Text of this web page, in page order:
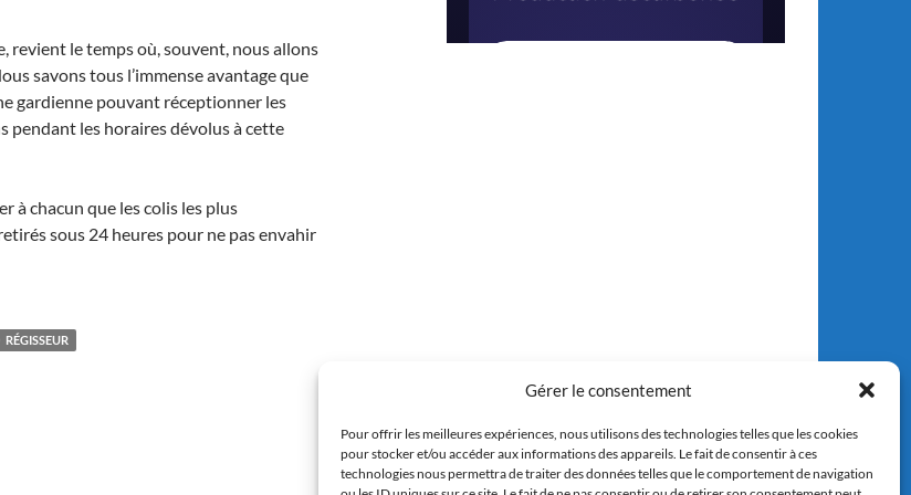
Gérer le consentement
Pour offrir les meilleures expériences, nous utilisons des technologies telles que les cookies
pour stocker et/ou accéder aux informations des appareils. Le fait de consentir à ces
technologies nous permettra de traiter des données telles que le comportement de navigation
revient le temps où, souvent, nous allons
savons tous l’immense avantage que
gardienne pouvant réceptionner les
pendant les horaires dévolus à cette
à chacun que les colis les plus
sous 24 heures pour ne pas envahir
RÉGISSEUR